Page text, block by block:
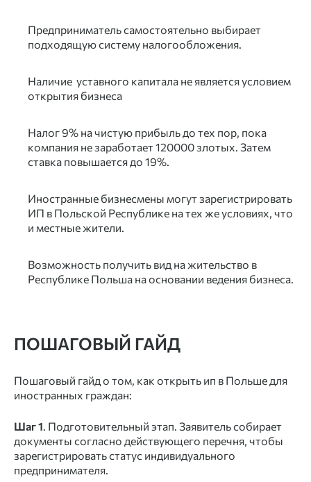
Предприниматель самостоятельно выбирает
подходящую систему налогообложения.
Наличие уставного капитала не является условием
открытия бизнеса
Налог 9% на чистую прибыль до тех пор, пока
компания не заработает 120000 злотых. Затем
ставка повышается до 19%.
Иностранные бизнесмены могут зарегистрировать
ИП в Польской Республике на тех же условиях, что
и местные жители.
Возможность получить вид на жительство в
Республике Польша на основании ведения бизнеса.
ПОШАГОВЫЙ ГАЙД
Пошаговый гайд о том, как открыть ип в Польше для
иностранных граждан:
Шаг 1. Подготовительный этап. Заявитель собирает
документы согласно действующего перечня, чтобы
зарегистрировать статус индивидуального
предпринимателя.